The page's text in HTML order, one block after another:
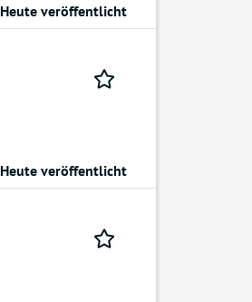
Heute veröffentlicht
Heute veröffentlicht